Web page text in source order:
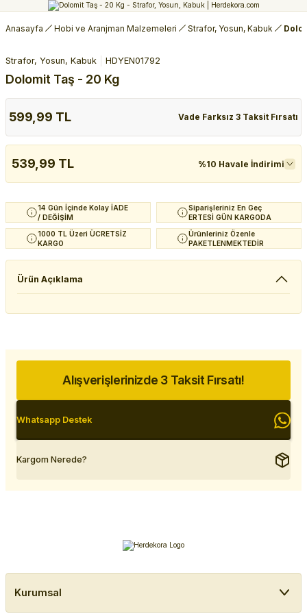
Anasayfa Hobi ve Aranjman Malzemeleri Strafor, Yosun, Kabuk
Strafor, Yosun, Kabuk HDYEN01792
Dolomit Taş - 20 Kg
599,99 TL Vade Farksız 3 Taksit Fırsatı
539,99 TL %10 Havale İndirimi
14 Gün İçinde Kolay İADE
/ DEĞİŞİM
Siparişleriniz En Geç
ERTESİ GÜN KARGODA
1000 TL Üzeri ÜCRETSİZ
KARGO
Ürünleriniz Özenle
PAKETLENMEKTEDİR
Ürün Açıklama
Alışverişlerinizde 3 Taksit Fırsatı!
Whatsapp Destek
Kargom Nerede?
Kurumsal